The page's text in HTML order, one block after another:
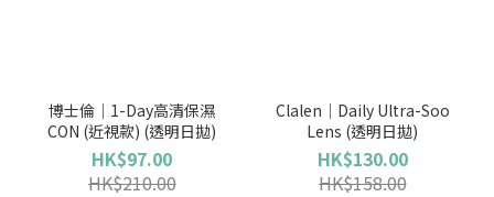
牌
LENS
TOWN
博士倫｜1-Day高清保濕
CON (近視款) (透明日拋)
HK$97.00
HK$210.00
Clalen｜Daily Ultra-Soo
Lens (透明日拋)
HK$130.00
HK$158.00